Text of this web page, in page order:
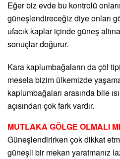
Eğer biz evde bu kontrolü
güneşlendireceğiz diye onları
ufacık kaplar içinde güneş
sonuçlar doğurur.
Kara kaplumbağaların da çöl
mesela bizim ülkemizde
kaplumbağaları arasında bile
açısından çok fark vardır.
MUTLAKA GÖLGE OLMALI
Güneşlendirirken çok dikkat
güneşli bir mekan yaratmanız